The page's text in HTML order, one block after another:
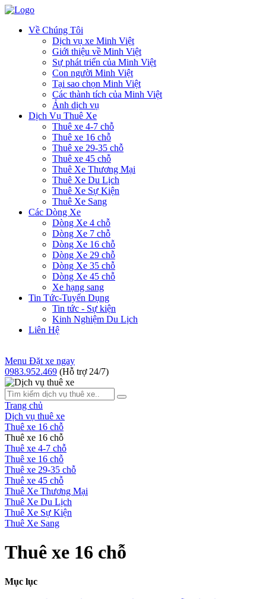
Về Chúng Tôi
Dịch vụ xe Minh Việt
Giới thiệu về Minh Việt
Sự phát triển của Minh Việt
Con người Minh Việt
Tại sao chọn Minh Việt
Các thành tích của Minh Việt
Ảnh dịch vụ
Dịch Vụ Thuê Xe
Thuê xe 4-7 chỗ
Thuê xe 16 chỗ
Thuê xe 29-35 chỗ
Thuê xe 45 chỗ
Thuê Xe Thương Mại
Thuê Xe Du Lịch
Thuê Xe Sự Kiện
Thuê Xe Sang
Các Dòng Xe
Dòng Xe 4 chỗ
Dòng Xe 7 chỗ
Dòng Xe 16 chỗ
Dòng Xe 29 chỗ
Dòng Xe 35 chỗ
Dòng Xe 45 chỗ
Xe hạng sang
Tin Tức-Tuyển Dụng
Tin tức - Sự kiện
Kinh Nghiệm Du Lịch
Liên Hệ
Menu Đặt xe ngay
0983.952.469 (Hỗ trợ 24/7)
Trang chủ
Dịch vụ thuê xe
Thuê xe 16 chỗ
Thuê xe 16 chỗ
Thuê xe 4-7 chỗ
Thuê xe 16 chỗ
Thuê xe 29-35 chỗ
Thuê xe 45 chỗ
Thuê Xe Thương Mại
Thuê Xe Du Lịch
Thuê Xe Sự Kiện
Thuê Xe Sang
Thuê xe 16 chỗ
Mục lục